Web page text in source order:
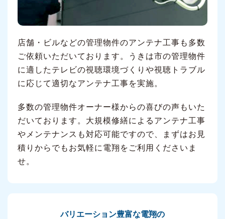
店舗・ビルなどの管理物件のアンテナ工事も多数
ご依頼いただいております。うきは市の管理物件
に適したテレビの視聴環境づくりや視聴トラブル
に応じて適切なアンテナ工事を実施。
多数の管理物件オーナー様からの喜びの声もいた
だいております。大規模修繕によるアンテナ工事
やメンテナンスも対応可能ですので、まずはお見
積りからでもお気軽に電翔をご利用くださいま
せ。
バリエーション豊富な電翔の